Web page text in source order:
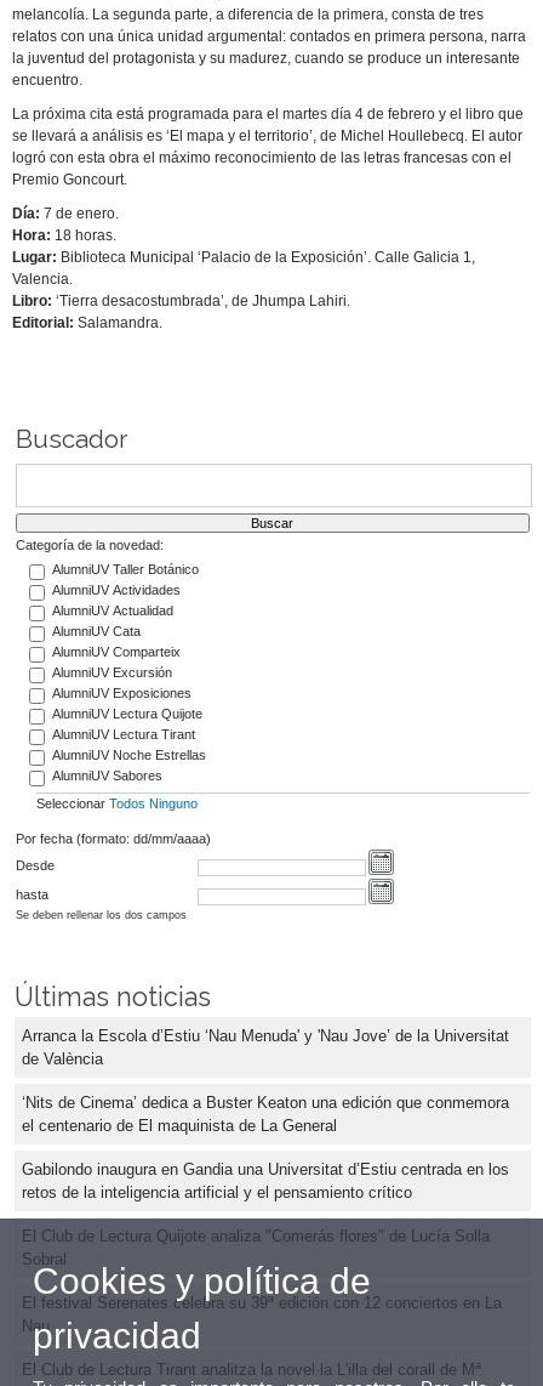
melancolía. La segunda parte, a diferencia de la primera, consta de tres
relatos con una única unidad argumental: contados en primera persona, narra
la juventud del protagonista y su madurez, cuando se produce un interesante
encuentro.
La próxima cita está programada para el martes día 4 de febrero y el libro que
se llevará a análisis es ‘El mapa y el territorio’, de Michel Houllebecq. El autor
logró con esta obra el máximo reconocimiento de las letras francesas con el
Premio Goncourt.
Día: 7 de enero.
Hora: 18 horas.
Lugar: Biblioteca Municipal ‘Palacio de la Exposición’. Calle Galicia 1,
Valencia.
Libro: ‘Tierra desacostumbrada’, de Jhumpa Lahiri.
Editorial: Salamandra.
Buscador
Categoría de la novedad:
AlumniUV Taller Botánico
AlumniUV Actividades
AlumniUV Actualidad
AlumniUV Cata
AlumniUV Comparteix
AlumniUV Excursión
AlumniUV Exposiciones
AlumniUV Lectura Quijote
AlumniUV Lectura Tirant
AlumniUV Noche Estrellas
AlumniUV Sabores
Seleccionar Todos Ninguno
Por fecha (formato: dd/mm/aaaa)
Desde
hasta
Se deben rellenar los dos campos
Últimas noticias
Arranca la Escola d’Estiu ‘Nau Menuda' y 'Nau Jove’ de la Universitat
de València
‘Nits de Cinema’ dedica a Buster Keaton una edición que conmemora
el centenario de El maquinista de La General
Gabilondo inaugura en Gandia una Universitat d’Estiu centrada en los
retos de la inteligencia artificial y el pensamiento crítico
El Club de Lectura Quijote analiza "Comerás flores" de Lucía Solla
Sobral
El festival Serenates celebra su 39ª edición con 12 conciertos en La
Nau
El Club de Lectura Tirant analitza la novel·la L'illa del corall de Mª
Cookies y política de
privacidad